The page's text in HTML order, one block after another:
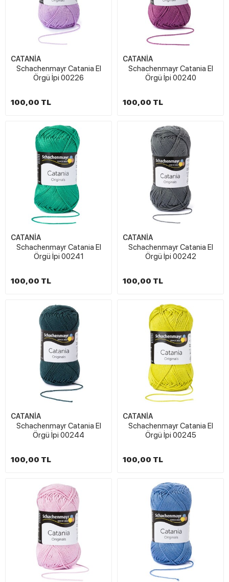
CATANİA
Schachenmayr Catania El
Örgü İpi 00226
100,00 TL
CATANİA
Schachenmayr Catania El
Örgü İpi 00240
100,00 TL
CATANİA
Schachenmayr Catania El
Örgü İpi 00241
100,00 TL
CATANİA
Schachenmayr Catania El
Örgü İpi 00242
100,00 TL
CATANİA
Schachenmayr Catania El
Örgü İpi 00244
100,00 TL
CATANİA
Schachenmayr Catania El
Örgü İpi 00245
100,00 TL